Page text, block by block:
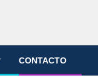
CONTACTO